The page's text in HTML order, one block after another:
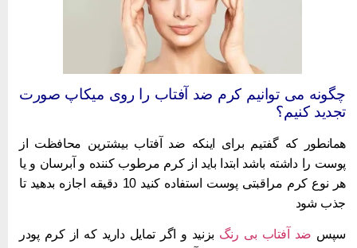
می توانیم کرم ضد آفتاب را روی میکاپ صورت
کنیم؟
که گفتیم برای اینکه ضد آفتاب بیشترین محافظت از
را داشته باشد ابتدا باید از کرم مرطوب کننده و آبرسان و یا
هر نوع کرم مراقبتی پوست استفاده کنید 10 دقیقه اجازه بدهید تا
شود
ضد آفتاب بی رنگ بزنید و اگر تمایل دارید که از کرم پودر